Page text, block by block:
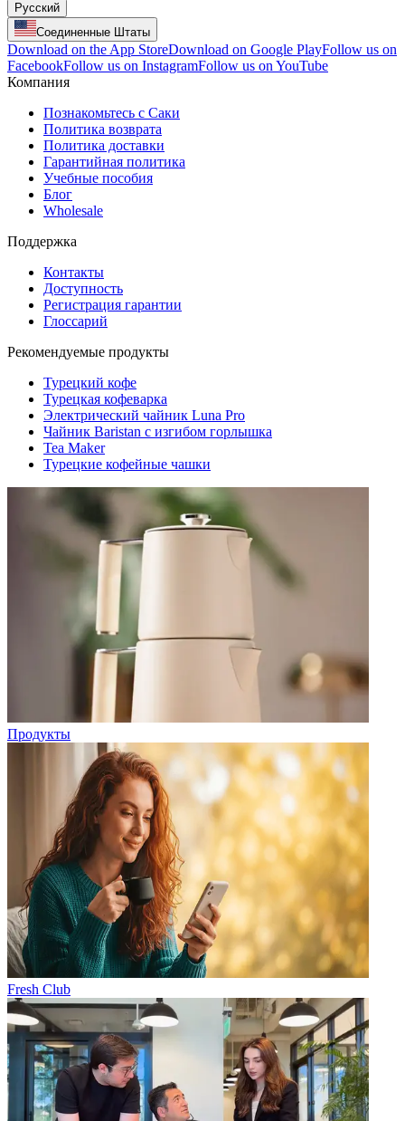
Русский
Соединенные Штаты
Download on the App StoreDownload on Google PlayFollow us on
FacebookFollow us on InstagramFollow us on YouTube
Компания
Познакомьтесь с Саки
Политика возврата
Политика доставки
Гарантийная политика
Учебные пособия
Блог
Wholesale
Поддержка
Контакты
Доступность
Регистрация гарантии
Глоссарий
Рекомендуемые продукты
Турецкий кофе
Турецкая кофеварка
Электрический чайник Luna Pro
Чайник Baristan с изгибом горлышка
Tea Maker
Турецкие кофейные чашки
Продукты
Fresh Club